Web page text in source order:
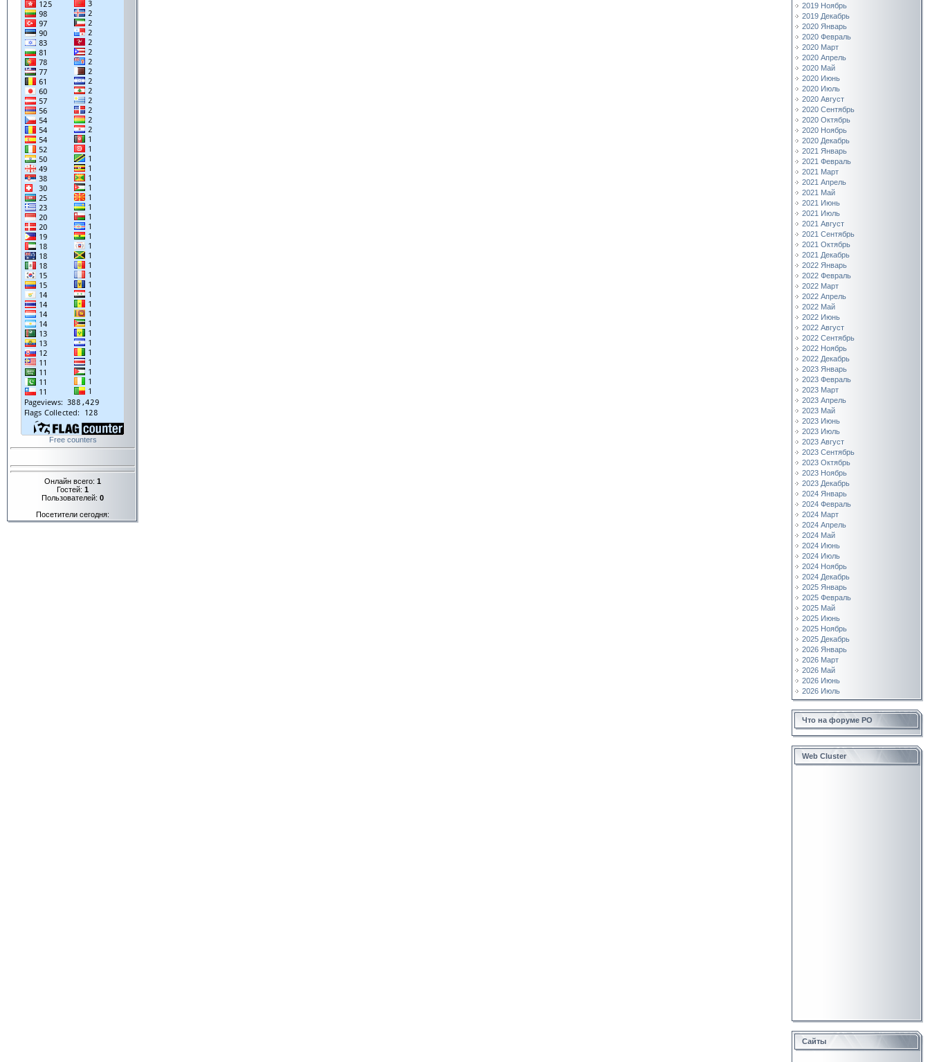
Free counters
Онлайн всего: 1
Гостей: 1
Пользователей: 0
Посетители сегодня:
2019 Ноябрь
2019 Декабрь
2020 Январь
2020 Февраль
2020 Март
2020 Апрель
2020 Май
2020 Июнь
2020 Июль
2020 Август
2020 Сентябрь
2020 Октябрь
2020 Ноябрь
2020 Декабрь
2021 Январь
2021 Февраль
2021 Март
2021 Апрель
2021 Май
2021 Июнь
2021 Июль
2021 Август
2021 Сентябрь
2021 Октябрь
2021 Декабрь
2022 Январь
2022 Февраль
2022 Март
2022 Апрель
2022 Май
2022 Июнь
2022 Август
2022 Сентябрь
2022 Ноябрь
2022 Декабрь
2023 Январь
2023 Февраль
2023 Март
2023 Апрель
2023 Май
2023 Июнь
2023 Июль
2023 Август
2023 Сентябрь
2023 Октябрь
2023 Ноябрь
2023 Декабрь
2024 Январь
2024 Февраль
2024 Март
2024 Апрель
2024 Май
2024 Июнь
2024 Июль
2024 Ноябрь
2024 Декабрь
2025 Январь
2025 Февраль
2025 Май
2025 Июнь
2025 Ноябрь
2025 Декабрь
2026 Январь
2026 Март
2026 Май
2026 Июнь
2026 Июль
Что на форуме РО
Web Cluster
Сайты